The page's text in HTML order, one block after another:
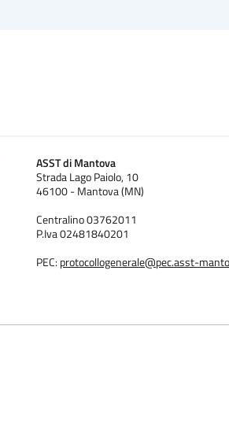
ASST di Mantova
Strada Lago Paiolo, 10
46100 - Mantova (MN)
Centralino 03762011
P.Iva 02481840201
PEC: protocollogenerale@pec.asst-